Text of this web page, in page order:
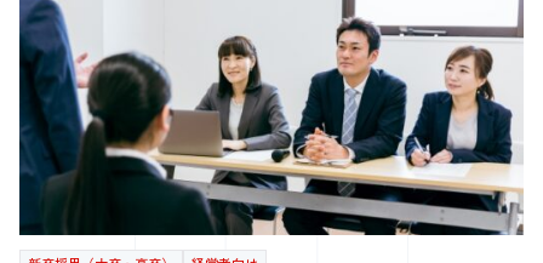
の事実」というテーマのもと、外国人採用における就労ビザの重要性、
種類、申請プロセス、必要書類、そして企業が行うべきサポートについ
て解説しました。 ・就労ビザの基本: 外国人を日本で雇用するために
は、適切な就労ビザの取得が必要です。ビザの種類は多岐にわたり、そ
れぞれに特定の要件があります。 ・ビザ申請のプロセス: ビザ申請は複
雑であり、正確な書類の準備と手続きの理解が不可欠です。企業は申請
プロセスをサポートすることが重要です。 ・必要書類の準備: ビザ取得
には、パスポート、履歴書、雇用契約書など、さまざまな書類が必要で
す。これらの書類は正確で最新のものでなければなりません。 ・企業
の役割: 企業は、ビザ申請において外国人労働者をサポートする責任が
あります。これには、書類の準備、申請プロセスの管理、法的なアドバ
が求められることがあります。助成金の目的に沿った使用を確実に行
い、必要な報告書類を適切に提出することが重要です。 これらの点を
踏まえ、助成金や補助金の活用を検討する際には、専門家のアドバイス
を求めることも有効です。また、助成金や補助金の詳細については、関
連する政府機関や公的機関のウェブサイトで最新の情報を確認すること
をお勧めします。 まとめ 日本の企業が外国人を採用する際には、さま
ざまな補助金や助成金を活用することが可能です。これらの制度は、外
国人労働者の採用と定着を促進し、企業の国際化をサポートするために
理をより効果的に行い、国際的な競争力を高めていきましょう。 ま
に活用するかについて解説します。 チラシのデザインにおいて、写真
やイラストはその視覚的魅力を高める重要な役割を果たします。実際の
職場環境や働く人々の写真を使用することで、求職者に具体的でリアル
な職場の雰囲気を伝えることができるでしょう。特に、ターゲット層と
同年代の人々が写っている写真を使用すると、求職者が自分をその場に
投影しやすくなります。 イラストを使用する場合は、チラシの全体的
なデザインテーマと調和し、メッセージを強化するようなものを選ぶこ
とが重要です。たとえば、カジュアルなアルバイト募集であれば、楽し
く活気のあるイラストを使用することでチラシの全体的な印象を明るく
魅力的なものに変えることができます。また、イラストを用いること
で、どうすればいいか行き詰まることが多かったのですが、 様々な手
法を駆使してもらいながら、応募を獲得するための仕掛けを様々実施し
ていただきました。 その結果、応募数はもちろん、今までになかった
方からの応募も増え、 ”とりあえず採用してみる”という形から、 ”複数
の応募者からしっかりと見極めて採用する”ということが可能になりま
した。 その中で、実際に20代の男性の方を採用できたのはとても大き
かったです。 ２つ目に、自社の魅力をしっかりと言語化してもらった
ことです。 何となく、自社の魅力はこうなのかなとフワッとしていた
ものを、 第三者のプロの目線から、魅力を整理し、求人情報として発
信してもらったことで、 改めて自社の魅力を再認識することができま
したし、気づかない魅力を知ることができました。 3つ目に、面接の同
が増加しているようです。 特定技能の受け入れに関しては、 まずは自
社を選んでもらう必要があります。 そのための大きなポイントの1つが
給与です。 特に、日本で働くことを検討している外国人は、 手取りや
自由に使えるお金がどれだけあるかを 重要視している傾向が強いで
す。 全国各地の企業が競合となりますが、 建設業などでは、総支給30
万円になっている企業も少なくありません。 もちろん、給与だけで決
めるわけではありませんが、 大きな要素となります。 気になる分野の
平均給与など、 気になる方いましたらお気軽にご連絡ください。 ま
た、特定技能は転職が可能となります。 そのため、1度入社したからと
いって、 在留期間中、ずっと自社にいてくれるわけではありません。
良い企業があれば、転職をすることも少なくありません。 特定技能の